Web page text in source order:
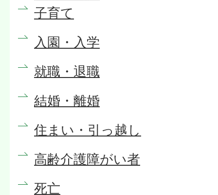
子育て
入園・入学
就職・退職
結婚・離婚
住まい・引っ越し
高齢介護障がい者
死亡